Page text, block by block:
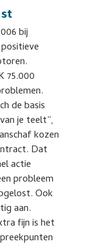
bij
75.000
de basis
je teelt”,
kozen
Dat
actie
probleem
Ook
aan.
fijn is het